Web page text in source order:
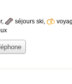
, séjours ski